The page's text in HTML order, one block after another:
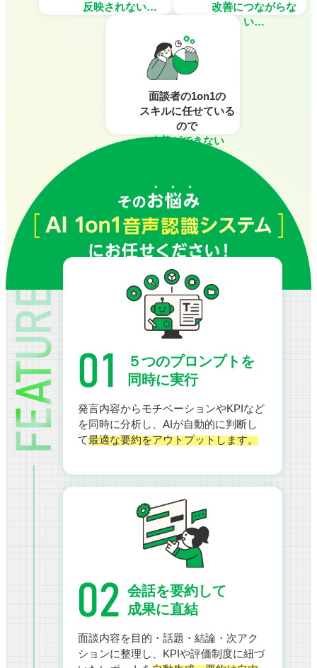
反映されない…
改善につながらな
い…
面談者の1on1の
スキルに任せている
ので
改善ができない
５つのプロンプトを
同時に実行
発言内容からモチベーションやKPIなど
を同時に分析し、AIが自動的に判断し
て最適な要約をアウトプットします。
会話を要約して
成果に直結
面談内容を目的・話題・結論・次アク
ションに整理し、KPIや評価制度に紐づ